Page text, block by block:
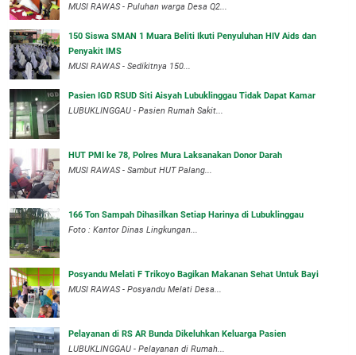
MUSI RAWAS - Puluhan warga Desa Q2...
150 Siswa SMAN 1 Muara Beliti Ikuti Penyuluhan HIV Aids dan
Penyakit IMS
MUSI RAWAS - Sedikitnya 150...
Pasien IGD RSUD Siti Aisyah Lubuklinggau Tidak Dapat Kamar
LUBUKLINGGAU - Pasien Rumah Sakit...
HUT PMI ke 78, Polres Mura Laksanakan Donor Darah
MUSI RAWAS - Sambut HUT Palang...
166 Ton Sampah Dihasilkan Setiap Harinya di Lubuklinggau
Foto : Kantor Dinas Lingkungan...
Posyandu Melati F Trikoyo Bagikan Makanan Sehat Untuk Bayi
MUSI RAWAS - Posyandu Melati Desa...
Pelayanan di RS AR Bunda Dikeluhkan Keluarga Pasien
LUBUKLINGGAU - Pelayanan di Rumah...